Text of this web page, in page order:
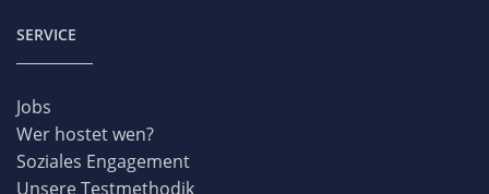
SERVICE
Jobs
Wer hostet wen?
Soziales Engagement
Unsere Testmethodik